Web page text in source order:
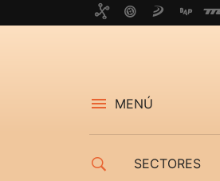
MENÚ
SECTORES